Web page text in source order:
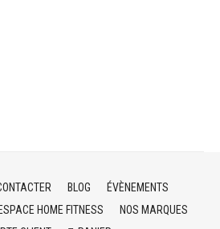
BLOG
ÉVÈNEMENTS
ESPACE HOME FITNESS
NOS MARQUES